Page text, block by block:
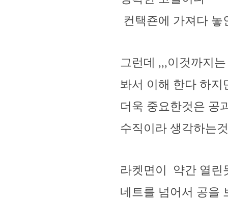
컨택죤에 가져다
그런데 ,,,이것까지
봐서 이해 한다 하지
더욱 중요한것은 공
수직이라 생각하는
라켓면이 약간 열린
네트를 넘어서 공을